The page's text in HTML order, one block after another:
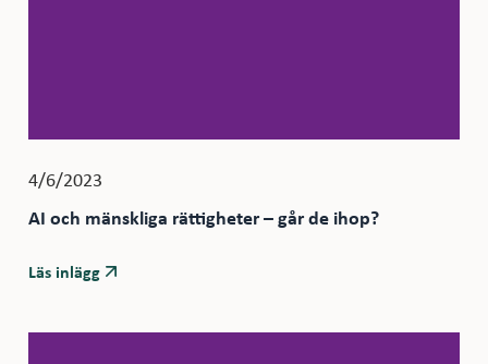
4/6/2023
AI och mänskliga rättigheter – går de ihop?
Läs inlägg